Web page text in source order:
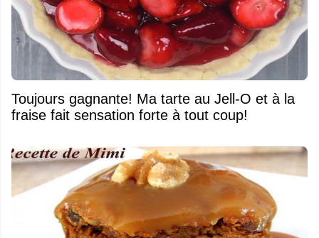
Toujours gagnante! Ma tarte au Jell-O et à la
fraise fait sensation forte à tout coup!